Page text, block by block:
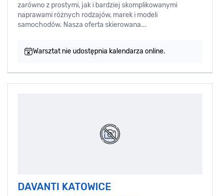
zarówno z prostymi, jak i bardziej skomplikowanymi
naprawami różnych rodzajów, marek i modeli
samochodów. Nasza oferta skierowana...
Warsztat nie udostępnia kalendarza online.
DAVANTI KATOWICE